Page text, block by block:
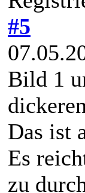
#5
Bild 1
Das ist
Es
zu